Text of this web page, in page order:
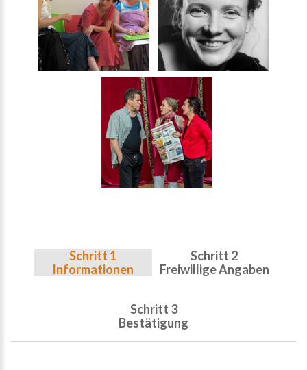
Schritt 1
Informationen
Schritt 2
Freiwillige Angaben
Schritt 3
Bestätigung